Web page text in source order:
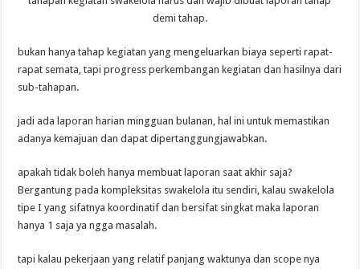
demi tahap.
bukan hanya tahap kegiatan yang mengeluarkan biaya seperti rapat-
rapat semata, tapi progress perkembangan kegiatan dan hasilnya dari
sub-tahapan.
jadi ada laporan harian mingguan bulanan, hal ini untuk memastikan
adanya kemajuan dan dapat dipertanggungjawabkan.
apakah tidak boleh hanya membuat laporan saat akhir saja?
Bergantung pada kompleksitas swakelola itu sendiri, kalau swakelola
tipe I yang sifatnya koordinatif dan bersifat singkat maka laporan
hanya 1 saja ya ngga masalah.
tapi kalau pekerjaan yang relatif panjang waktunya dan scope nya